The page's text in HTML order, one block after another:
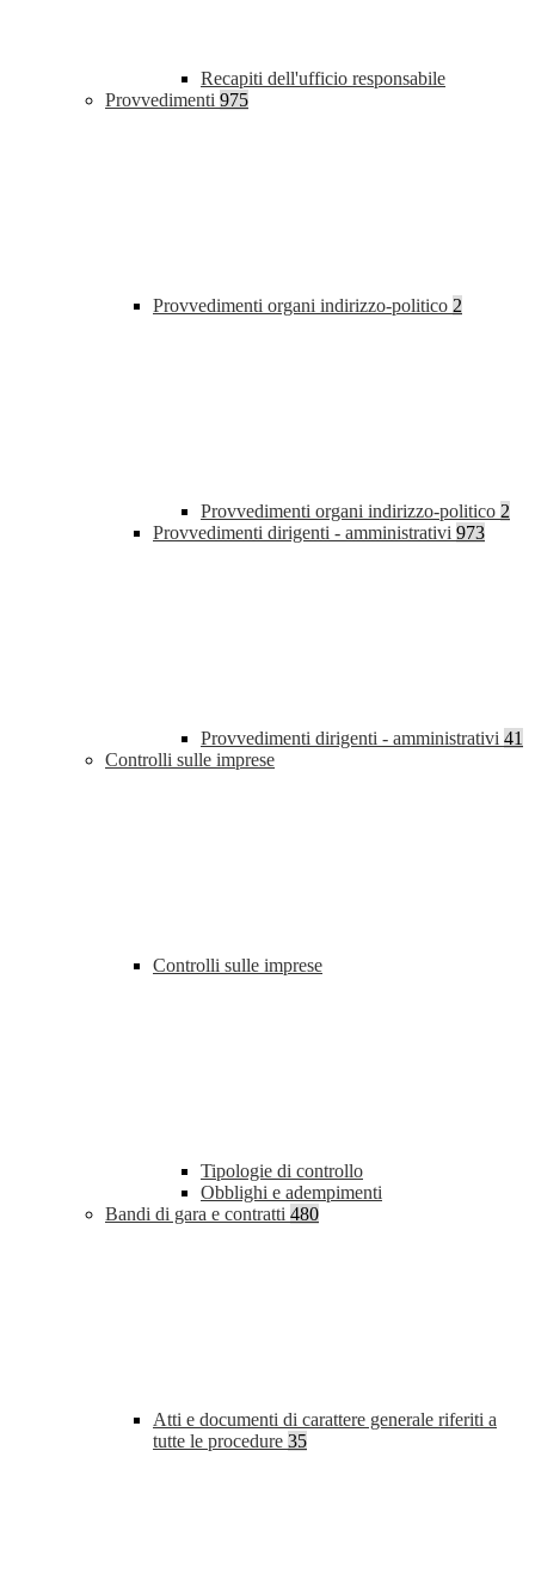
Recapiti dell'ufficio responsabile
Provvedimenti 975
Provvedimenti organi indirizzo-politico 2
Provvedimenti organi indirizzo-politico 2
Provvedimenti dirigenti - amministrativi 973
Provvedimenti dirigenti - amministrativi 41
Controlli sulle imprese
Controlli sulle imprese
Tipologie di controllo
Obblighi e adempimenti
Bandi di gara e contratti 480
Atti e documenti di carattere generale riferiti a
tutte le procedure 35